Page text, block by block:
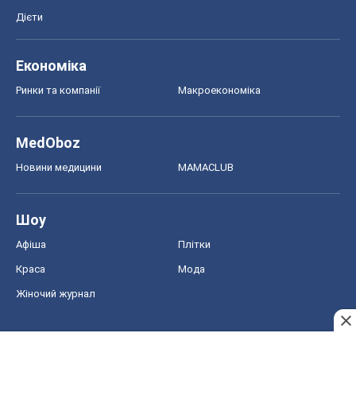
Дієти
Економіка
Ринки та компанії Макроекономіка
MedOboz
Новини медицини MAMACLUB
Шоу
Афіша Плітки
Краса Мода
Жіночий журнал